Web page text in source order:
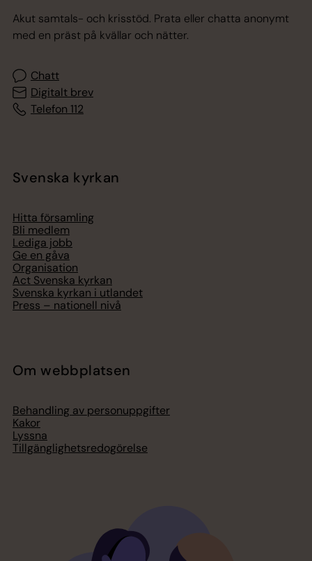
Akut samtals- och krisstöd. Prata eller chatta anonymt
med en präst på kvällar och nätter.
Chatt
Digitalt brev
Telefon 112
Svenska kyrkan
Hitta församling
Bli medlem
Lediga jobb
Ge en gåva
Organisation
Act Svenska kyrkan
Svenska kyrkan i utlandet
Press – nationell nivå
Om webbplatsen
Behandling av personuppgifter
Kakor
Lyssna
Tillgänglighetsredogörelse